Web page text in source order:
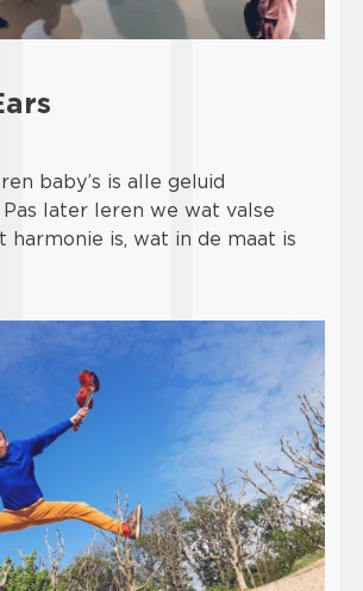
baby’s is alle geluid
later leren we wat valse
harmonie is, wat in de maat is